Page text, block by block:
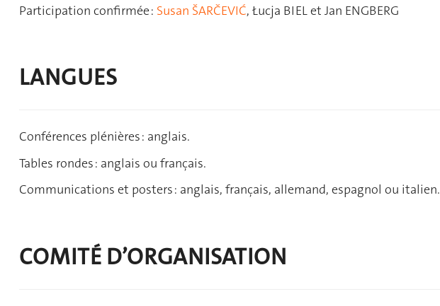
Participation confirmée : Susan ŠARČEVIĆ, Łucja BIEL et Jan ENGBERG
LANGUES
Conférences plénières : anglais.
Tables rondes : anglais ou français.
Communications et posters : anglais, français, allemand, espagnol ou italien.
COMITÉ D’ORGANISATION